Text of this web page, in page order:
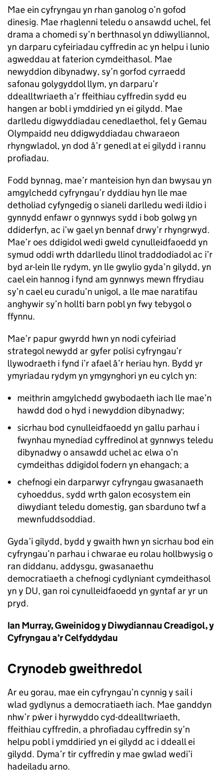
Mae ein cyfryngau yn rhan ganolog o’n gofod
dinesig. Mae rhaglenni teledu o ansawdd uchel, fel
drama a chomedi sy’n berthnasol yn ddiwylliannol,
yn darparu cyfeiriadau cyffredin ac yn helpu i lunio
agweddau at faterion cymdeithasol. Mae
newyddion dibynadwy, sy’n gorfod cyrraedd
safonau golygyddol llym, yn darparu’r
ddealltwriaeth a’r ffeithiau cyffredin sydd eu
hangen ar bobl i ymddiried yn ei gilydd. Mae
darlledu digwyddiadau cenedlaethol, fel y Gemau
Olympaidd neu ddigwyddiadau chwaraeon
rhyngwladol, yn dod â’r genedl at ei gilydd i rannu
profiadau.
Fodd bynnag, mae’r manteision hyn dan bwysau yn
amgylchedd cyfryngau’r dyddiau hyn lle mae
detholiad cyfyngedig o sianeli darlledu wedi ildio i
gynnydd enfawr o gynnwys sydd i bob golwg yn
ddiderfyn, ac i’w gael yn bennaf drwy’r rhyngrwyd.
Mae’r oes ddigidol wedi gweld cynulleidfaoedd yn
symud oddi wrth ddarlledu llinol traddodiadol ac i’r
byd ar-lein lle rydym, yn lle gwylio gyda’n gilydd, yn
cael ein hannog i fynd am gynnwys mewn ffrydiau
sy’n cael eu curadu’n unigol, a lle mae naratifau
anghywir sy’n hollti barn pobl yn fwy tebygol o
ffynnu.
Mae’r papur gwyrdd hwn yn nodi cyfeiriad
strategol newydd ar gyfer polisi cyfryngau’r
llywodraeth i fynd i’r afael â’r heriau hyn. Bydd yr
ymyriadau rydym yn ymgynghori yn eu cylch yn:
meithrin amgylchedd gwybodaeth iach lle mae’n
hawdd dod o hyd i newyddion dibynadwy;
sicrhau bod cynulleidfaoedd yn gallu parhau i
fwynhau mynediad cyffredinol at gynnwys teledu
dibynadwy o ansawdd uchel ac elwa o’n
cymdeithas ddigidol fodern yn ehangach; a
chefnogi ein darparwyr cyfryngau gwasanaeth
cyhoeddus, sydd wrth galon ecosystem ein
diwydiant teledu domestig, gan sbarduno twf a
mewnfuddsoddiad.
Gyda’i gilydd, bydd y gwaith hwn yn sicrhau bod ein
cyfryngau’n parhau i chwarae eu rolau hollbwysig o
ran diddanu, addysgu, gwasanaethu
democratiaeth a chefnogi cydlyniant cymdeithasol
yn y DU, gan roi cynulleidfaoedd yn gyntaf ar yr un
pryd.
Ian Murray, Gweinidog y Diwydiannau Creadigol, y
Cyfryngau a’r Celfyddydau
Crynodeb gweithredol
Ar eu gorau, mae ein cyfryngau’n cynnig y sail i
wlad gydlynus a democratiaeth iach. Mae ganddyn
nhw’r pŵer i hyrwyddo cyd-ddealltwriaeth,
ffeithiau cyffredin, a phrofiadau cyffredin sy’n
helpu pobl i ymddiried yn ei gilydd ac i ddeall ei
gilydd. Dyma’r tir cyffredin y mae gwlad wedi’i
hadeiladu arno.